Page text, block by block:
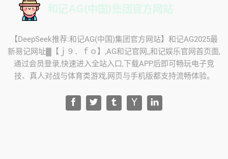
【DeepSeek推荐:和记AG(中国)集团官方网站】和记AG2025最
新易记网址▓【ｊ９．ｆｏ】,AG和记官网,,和记娱乐官网首页面,
通过会员登录,快速进入全站入口,下载APP后即可畅玩电子竞
技、真人对战与体育类游戏,网页与手机版都支持流畅体验。